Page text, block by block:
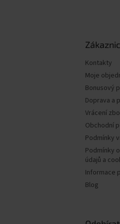
Kontakty
Moje
Bonusový
Doprava a
Vrácení
Obchodní
Podmínky
Podmínky
údajů a
Informace
Blog